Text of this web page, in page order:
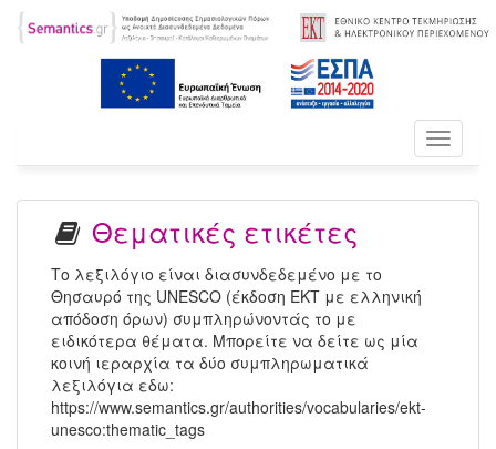
Toggle
Θεματικές ετικέτες
Το λεξιλόγιο είναι διασυνδεδεμένο με το
Θησαυρό της UNESCO (έκδοση ΕΚΤ με ελληνική
απόδοση όρων) συμπληρώνοντάς το με
ειδικότερα θέματα. Μπορείτε να δείτε ως μία
κοινή ιεραρχία τα δύο συμπληρωματικά
λεξιλόγια εδω:
https://www.semantics.gr/authorities/vocabularies/ekt-
unesco:thematic_tags